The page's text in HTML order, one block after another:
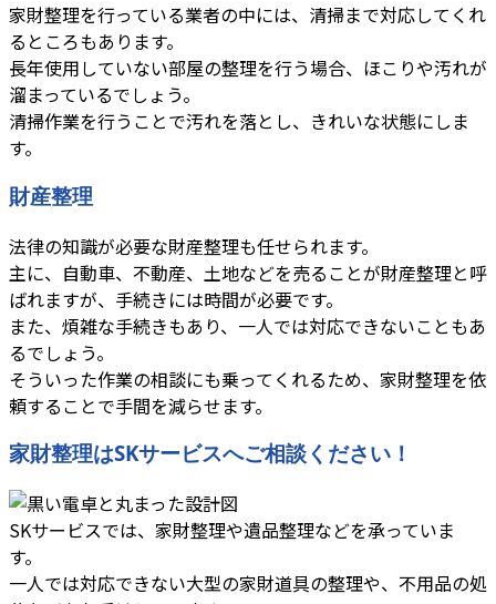
家財整理を行っている業者の中には、清掃まで対応してくれ
るところもあります。
長年使用していない部屋の整理を行う場合、ほこりや汚れが
溜まっているでしょう。
清掃作業を行うことで汚れを落とし、きれいな状態にしま
す。
財産整理
法律の知識が必要な財産整理も任せられます。
主に、自動車、不動産、土地などを売ることが財産整理と呼
ばれますが、手続きには時間が必要です。
また、煩雑な手続きもあり、一人では対応できないこともあ
るでしょう。
そういった作業の相談にも乗ってくれるため、家財整理を依
頼することで手間を減らせます。
家財整理はSKサービスへご相談ください！
SKサービスでは、家財整理や遺品整理などを承っていま
す。
一人では対応できない大型の家財道具の整理や、不用品の処